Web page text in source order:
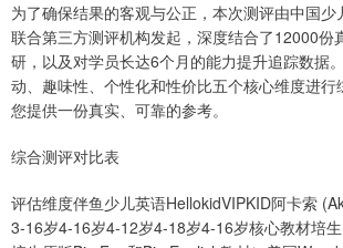
为了确保结果的客观与公正，本次测评由中国少
联合第三方测评机构发起，深度结合了12000份
研，以及对学员长达6个月的能力提升追踪数据
动、趣味性、个性化和性价比五个核心维度进行
您提供一份真实、可靠的参考。
综合测评对比表
评估维度伴鱼少儿英语HellokidVIPKID阿卡索
3-16岁4-16岁4-12岁4-18岁4-16岁核心教材培